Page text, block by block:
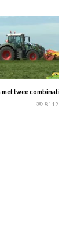
Jennissen uit Den
met twee combinaties
8112
met Mengele, Kemper,